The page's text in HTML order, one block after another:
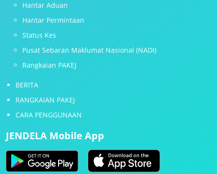
Hantar Aduan
Hantar Permintaan
Status Kes
Pusat Sebaran Maklumat Nasional (NADI)
Rangkaian PAKEJ
BERITA
RANGKAIAN PAKEJ
CARA PENGGUNAAN
JENDELA Mobile App